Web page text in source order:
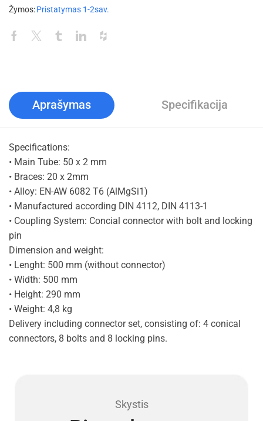
Žymos:Pristatymas 1-2sav.
Aprašymas Specifikacija
Specifications:
• Main Tube: 50 x 2 mm
• Braces: 20 x 2mm
• Alloy: EN-AW 6082 T6 (AlMgSi1)
• Manufactured according DIN 4112, DIN 4113-1
• Coupling System: Concial connector with bolt and locking
pin
Dimension and weight:
• Lenght: 500 mm (without connector)
• Width: 500 mm
• Height: 290 mm
• Weight: 4,8 kg
Delivery including connector set, consisting of: 4 conical
connectors, 8 bolts and 8 locking pins.
Skystis